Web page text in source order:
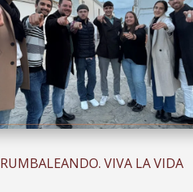
RUMBALEANDO. VIVA LA VIDA